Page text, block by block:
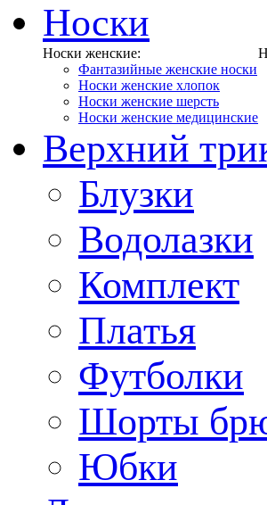
Носки
Носки женские:
Фантазийные женские носки
Носки женские хлопок
Носки женские шерсть
Носки женские медицинские
Верхний
Блузки
Водолазки
Комплект
Платья
Футболки
Шорты
Юбки